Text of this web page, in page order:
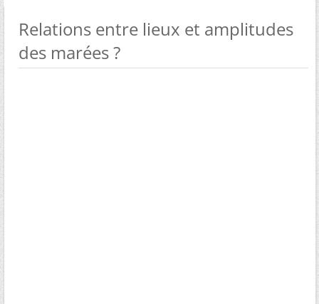
Relations entre lieux et amplitudes
des marées ?